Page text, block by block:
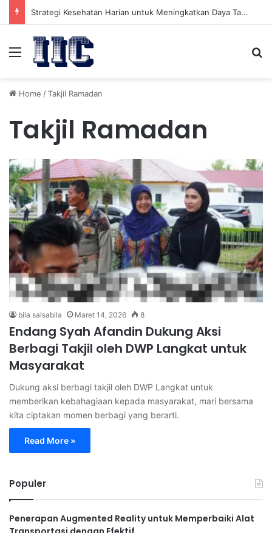
Strategi Kesehatan Harian untuk Meningkatkan Daya Tahan Tubuh dalam Beraktivitas
Menu
Home /Takjil Ramadan
Takjil Ramadan
bila salsabila Maret 14, 2026 8
Endang Syah Afandin Dukung Aksi
Berbagi Takjil oleh DWP Langkat untuk
Masyarakat
Dukung aksi berbagi takjil oleh DWP Langkat untuk
memberikan kebahagiaan kepada masyarakat, mari bersama
kita ciptakan momen berbagi yang berarti.
Read More »
Populer
Penerapan Augmented Reality untuk Memperbaiki Alat